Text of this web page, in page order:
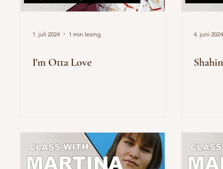
1. juli 2024 1 min lesing
I'm Otta Love
4. juni 2024